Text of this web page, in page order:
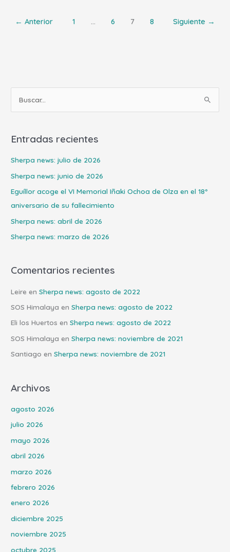
← Anterior 1 … 6 7 8 Siguiente →
c
a
:
Entradas recientes
Sherpa news: julio de 2026
Sherpa news: junio de 2026
Eguíllor acoge el VI Memorial Iñaki Ochoa de Olza en el 18º
aniversario de su fallecimiento
Sherpa news: abril de 2026
Sherpa news: marzo de 2026
Comentarios recientes
Leire enSherpa news: agosto de 2022
SOS Himalaya enSherpa news: agosto de 2022
Eli los Huertos enSherpa news: agosto de 2022
SOS Himalaya enSherpa news: noviembre de 2021
Santiago enSherpa news: noviembre de 2021
Archivos
agosto 2026
julio 2026
mayo 2026
abril 2026
marzo 2026
febrero 2026
enero 2026
diciembre 2025
noviembre 2025
octubre 2025